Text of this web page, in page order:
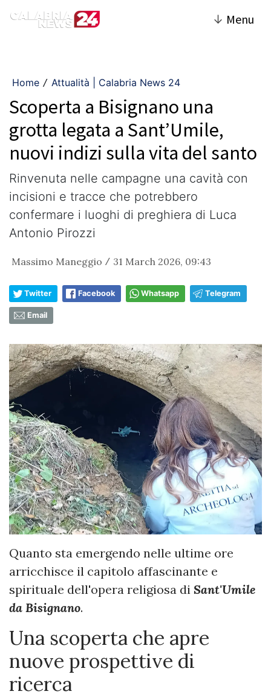
↓ Menu
Home / Attualità | Calabria News 24
Scoperta a Bisignano una
grotta legata a Sant’Umile,
nuovi indizi sulla vita del santo
Rinvenuta nelle campagne una cavità con
incisioni e tracce che potrebbero
confermare i luoghi di preghiera di Luca
Antonio Pirozzi
Massimo Maneggio / 31 March 2026, 09:43
Twitter Facebook Whatsapp Telegram
Email
Quanto sta emergendo nelle ultime ore
arricchisce il capitolo affascinante e
spirituale dell'opera religiosa di Sant'Umile
da Bisignano.
Una scoperta che apre
nuove prospettive di
ricerca